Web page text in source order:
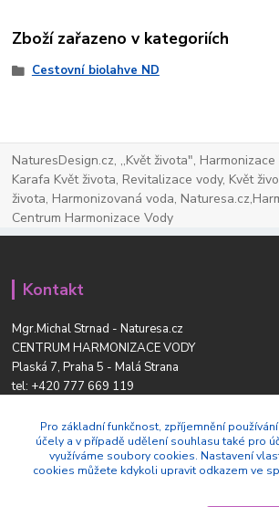
Zboží zařazeno v kategoriích
Cestovní biolahve ND
NaturesDesign.cz, ,,Květ života", Harmonizace
Karafa Květ života, Revitalizace vody, Květ
života, Harmonizovaná voda,
Centrum Harmonizace Vody
Kontakt
Mgr.Michal Strnad - Naturesa.cz
CENTRUM HARMONIZACE VODY
Plaská 7, Praha 5 - Malá Strana
tel: +420 777 669 119
naturesa@email.cz
Pro základní funkčnost, zpříjemnění
účely a v případě udělení souhlasu také pro
využíváme soubory cookies. Nastavení
cookies můžete kdykoli upravit odkazem ve